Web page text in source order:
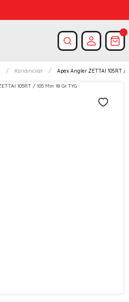
Kandırıcılar Apex Angler ZETTAI 105RT /